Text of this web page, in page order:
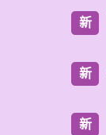
新
新
新